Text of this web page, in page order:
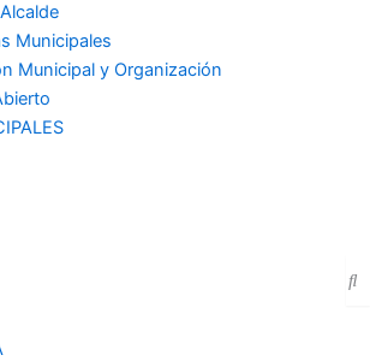
Municipales
Municipal y Organización